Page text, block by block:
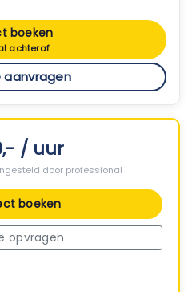
boeken
achteraf
/ uur
door professional
boeken
opvragen